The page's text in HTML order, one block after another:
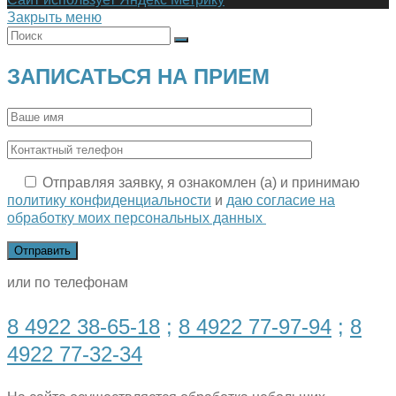
Закрыть меню
ЗАПИСАТЬСЯ НА ПРИЕМ
Отправляя заявку, я ознакомлен (а) и принимаю
политику конфиденциальности и даю согласие на
обработку моих персональных данных
или по телефонам
8 4922 38-65-18 ; 8 4922 77-97-94 ; 8
4922 77-32-34